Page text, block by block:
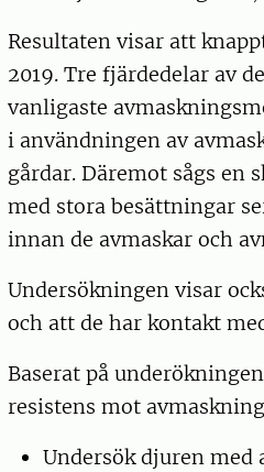
Resultaten visar att
2019. Tre fjärdedelar av
vanligaste
i användningen av
gårdar. Däremot sågs en
med stora besättningar
innan de avmaskar och
Undersökningen visar
och att de har kontakt
Baserat på
resistens mot
Undersök djuren med